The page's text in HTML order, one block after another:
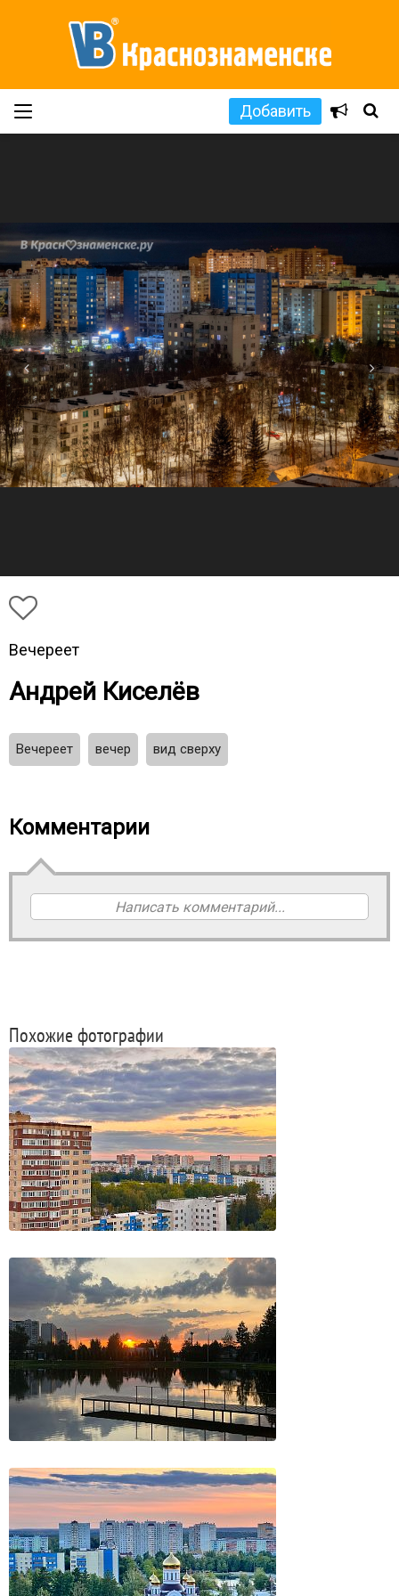
Добавить
Вечереет
Андрей Киселёв
Вечереет вечер вид сверху
Комментарии
Написать комментарий...
Похожие фотографии